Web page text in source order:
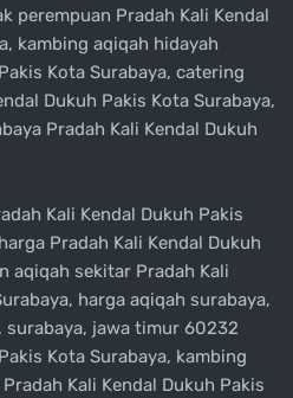
perempuan Pradah Kali Kendal
kambing aqiqah hidayah
Kota Surabaya, catering
Dukuh Pakis Kota Surabaya,
Pradah Kali Kendal Dukuh
Kali Kendal Dukuh Pakis
Pradah Kali Kendal Dukuh
aqiqah sekitar Pradah Kali
harga aqiqah surabaya,
surabaya, jawa timur 60232
Kota Surabaya, kambing
Kali Kendal Dukuh Pakis